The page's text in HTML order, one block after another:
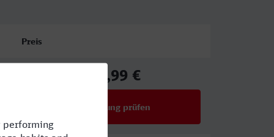
Preis
82,99 €
Verbindung prüfen